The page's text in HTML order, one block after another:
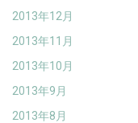
2013年12月
2013年11月
2013年10月
2013年9月
2013年8月